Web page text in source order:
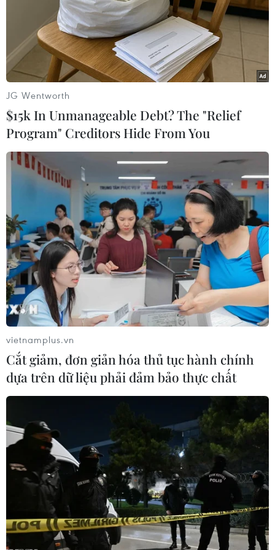
#xét nghiệm RT-PCR test COVID-19
#Công ty Trách nhiệm hữu hạn Uchiyama Việt Nam
#phí xét nghiệm COVID-19
#lấy mẫu PCR
#Bình Dương
Bình Dương Tp. Hồ Chí Minh
Theo dõi VietnamPlus
TIN LIÊN QUAN
JG Wentworth
$15k In Unmanageable Debt? The "Relief
Program" Creditors Hide From You
vietnamplus.vn
Cắt giảm, đơn giản hóa thủ tục hành chính
dựa trên dữ liệu phải đảm bảo thực chất